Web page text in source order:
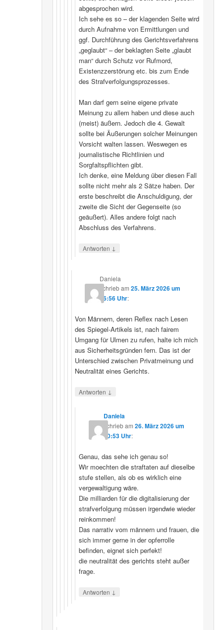
abgesprochen wird.
Ich sehe es so – der klagenden Seite wird
durch Aufnahme von Ermittlungen und
ggf. Durchführung des Gerichtsverfahrens
„geglaubt“ – der beklagten Seite „glaubt
man“ durch Schutz vor Rufmord,
Existenzzerstörung etc. bis zum Ende
des Strafverfolgungsprozesses.
Man darf gern seine eigene private
Meinung zu allem haben und diese auch
(meist) äußern. Jedoch die 4. Gewalt
sollte bei Äußerungen solcher Meinungen
Vorsicht walten lassen. Weswegen es
journalistische Richtlinien und
Sorgfaltspflichten gibt.
Ich denke, eine Meldung über diesen Fall
sollte nicht mehr als 2 Sätze haben. Der
erste beschreibt die Anschuldigung, der
zweite die Sicht der Gegenseite (so
geäußert). Alles andere folgt nach
Abschluss des Verfahrens.
Antworten ↓
Daniela
schriebam25. März 2026 um
16:56 Uhr:
Von Männern, deren Reflex nach Lesen
des Spiegel-Artikels ist, nach fairem
Umgang für Ulmen zu rufen, halte ich mich
aus Sicherheitsgründen fern. Das ist der
Unterschied zwischen Privatmeinung und
Neutralität eines Gerichts.
Antworten ↓
Daniela
schriebam 26. März 2026 um
10:53 Uhr:
Genau, das sehe ich genau so!
Wir moechten die straftaten auf dieselbe
stufe stellen, als ob es wirklich eine
vergewaltigung wäre.
Die milliarden für die digitalisierung der
strafverfolgung müssen irgendwie wieder
reinkommen!
Das narrativ vom männern und frauen, die
sich immer gerne in der opferrolle
befinden, eignet sich perfekt!
die neutralität des gerichts steht außer
frage.
Antworten ↓